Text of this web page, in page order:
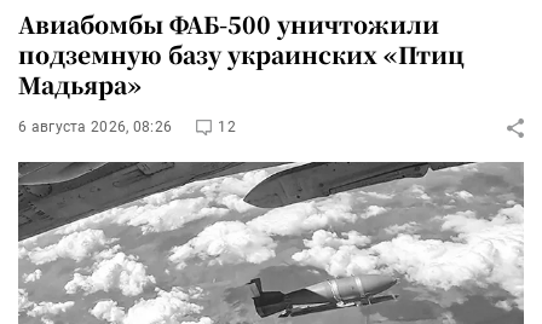
Авиабомбы ФАБ-500 уничтожили
подземную базу украинских «Птиц
Мадьяра»
6 августа 2026, 08:26 12